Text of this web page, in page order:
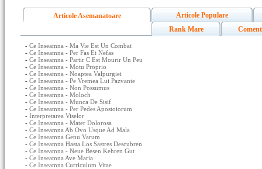
Articole Asemanatoare
Articole Populare
Rank Mare
- Ce Inseamna - Ma Vie Est Un Combat
- Ce Inseamna - Per Fas Et Nefas
- Ce Inseamna - Partir C Est Mourir Un Peu
- Ce Inseamna - Motu Proprio
- Ce Inseamna - Noaptea Valpurgiei
- Ce Inseamna - Pe Vremea Lui Pazvante
- Ce Inseamna - Non Possumus
- Ce Inseamna - Moloch
- Ce Inseamna - Munca De Sisif
- Ce Inseamna - Per Pedes Apostoiorum
- Interpretarea Viselor
- Ce Inseamna - Mater Dolorosa
- Ce Inseamna Ab Ovo Usque Ad Mala
- Ce Inseamna Genu Varum
- Ce Inseamna Hasta Los Sastres Descubren
- Ce Inseamna - Neue Besen Kehren Gut
- Ce Inseamna Ave Maria
- Ce Inseamna Curriculum Vitae